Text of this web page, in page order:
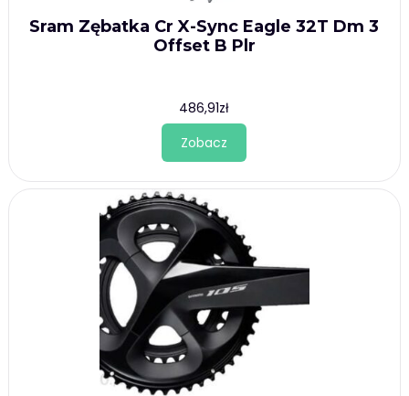
Sram Zębatka Cr X-Sync Eagle 32T Dm 3
Offset B Plr
486,91zł
Zobacz